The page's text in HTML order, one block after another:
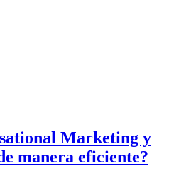
Marketing y
manera eficiente?